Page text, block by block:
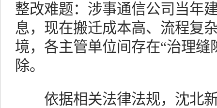
整改难题：涉事通信公司当年
息，现在搬迁成本高、流程复
境，各主管单位间存在“治理
除。
依据相关法律法规，沈北新